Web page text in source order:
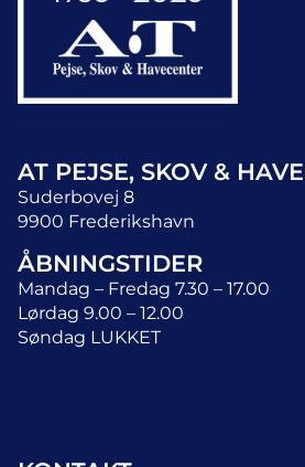
AT PEJSE, SKOV &
Suderbovej 8
9900 Frederikshavn
ÅBNINGSTIDER
Mandag – Fredag 7.30 – 17.00
Lørdag 9.00 – 12.00
Søndag LUKKET